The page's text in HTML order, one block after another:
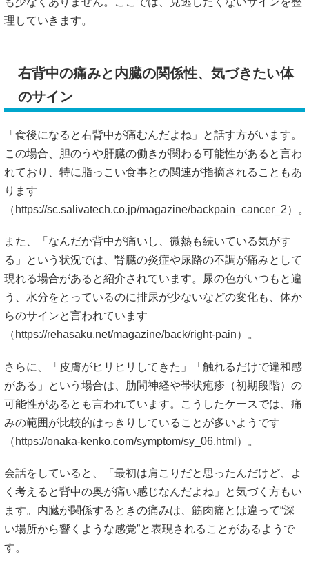
理していきます。
右背中の痛みと内臓の関係性、気づきたい体
のサイン
「食後になると右背中が痛むんだよね」と話す方がいます。
この場合、胆のうや肝臓の働きが関わる可能性があると言わ
れており、特に脂っこい食事との関連が指摘されることもあ
ります
（ https://sc.salivatech.co.jp/magazine/backpain_cancer_2）。
また、「なんだか背中が痛いし、微熱も続いている気がす
る」という状況では、腎臓の炎症や尿路の不調が痛みとして
現れる場合があると紹介されています。尿の色がいつもと違
う、水分をとっているのに排尿が少ないなどの変化も、体か
らのサインと言われています
（ https://rehasaku.net/magazine/back/right-pain）。
さらに、「皮膚がヒリヒリしてきた」「触れるだけで違和感
がある」という場合は、肋間神経や帯状疱疹（初期段階）の
可能性があるとも言われています。こうしたケースでは、痛
みの範囲が比較的はっきりしていることが多いようです
（ https://onaka-kenko.com/symptom/sy_06.html）。
会話をしていると、「最初は肩こりだと思ったんだけど、よ
く考えると背中の奥が痛い感じなんだよね」と気づく方もい
ます。内臓が関係するときの痛みは、筋肉痛とは違って“深
い場所から響くような感覚”と表現されることがあるようで
す。